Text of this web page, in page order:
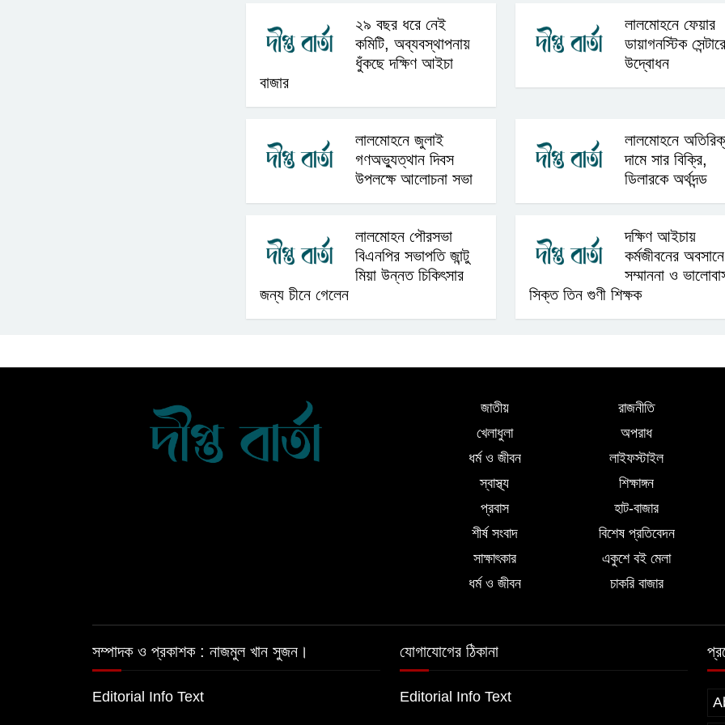
২৯ বছর ধরে নেই
কমিটি, অব্যবস্থাপনায়
ধুঁকছে দক্ষিণ আইচা
বাজার
লালমোহনে ফেয়ার
ডায়াগনস্টিক
উদ্বোধন
লালমোহনে জুলাই
গণঅভ্যুত্থান দিবস
উপলক্ষে আলোচনা সভা
লালমোহনে
দামে সার বিক্রি,
ডিলারকে অর্থদন্ড
লালমোহন পৌরসভা
বিএনপির সভাপতি জান্টু
মিয়া উন্নত চিকিৎসার
জন্য চীনে গেলেন
দক্ষিণ আইচায়
কর্মজীবনের অবসানে
সম্মাননা ও
সিক্ত তিন গুণী শিক্ষক
জাতীয় রাজনীতি
খেলাধুলা
অপরাধ
ধর্ম ও জীবন
লাইফস্টাইল
স্বাস্থ্য
শিক্ষাঙ্গন
প্রবাস
হাট-বাজার
শীর্ষ সংবাদ
বিশেষ প্রতিবেদন
সাক্ষাৎকার
একুশে বই মেলা
ধর্ম ও জীবন
চাকরি বাজার
সম্পাদক ও প্রকাশক : নাজমুল খান সুজন।
Editorial Info Text
যোগাযোগের ঠিকানা
Editorial Info Text